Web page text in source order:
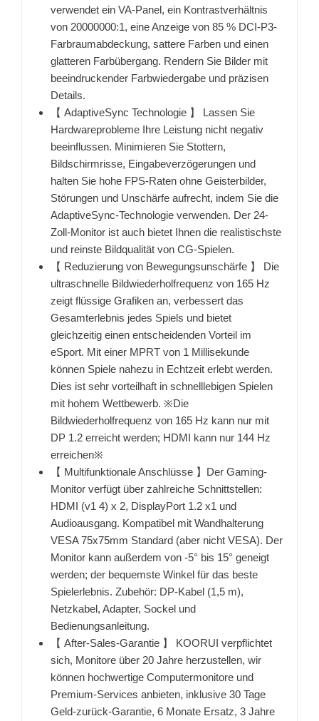
verwendet ein VA-Panel, ein Kontrastverhältnis
von 20000000:1, eine Anzeige von 85 % DCI-P3-
Farbraumabdeckung, sattere Farben und einen
glatteren Farbübergang. Rendern Sie Bilder mit
beeindruckender Farbwiedergabe und präzisen
Details.
【 AdaptiveSync Technologie 】 Lassen Sie
Hardwareprobleme Ihre Leistung nicht negativ
beeinflussen. Minimieren Sie Stottern,
Bildschirmrisse, Eingabeverzögerungen und
halten Sie hohe FPS-Raten ohne Geisterbilder,
Störungen und Unschärfe aufrecht, indem Sie die
AdaptiveSync-Technologie verwenden. Der 24-
Zoll-Monitor ist auch bietet Ihnen die realistischste
und reinste Bildqualität von CG-Spielen.
【 Reduzierung von Bewegungsunschärfe 】 Die
ultraschnelle Bildwiederholfrequenz von 165 Hz
zeigt flüssige Grafiken an, verbessert das
Gesamterlebnis jedes Spiels und bietet
gleichzeitig einen entscheidenden Vorteil im
eSport. Mit einer MPRT von 1 Millisekunde
können Spiele nahezu in Echtzeit erlebt werden.
Dies ist sehr vorteilhaft in schnelllebigen Spielen
mit hohem Wettbewerb. ※Die
Bildwiederholfrequenz von 165 Hz kann nur mit
DP 1.2 erreicht werden; HDMI kann nur 144 Hz
erreichen※
【 Multifunktionale Anschlüsse 】Der Gaming-
Monitor verfügt über zahlreiche Schnittstellen:
HDMI (v1 4) x 2, DisplayPort 1.2 x1 und
Audioausgang. Kompatibel mit Wandhalterung
VESA 75x75mm Standard (aber nicht VESA). Der
Monitor kann außerdem von -5° bis 15° geneigt
werden; der bequemste Winkel für das beste
Spielerlebnis. Zubehör: DP-Kabel (1,5 m),
Netzkabel, Adapter, Sockel und
Bedienungsanleitung.
【 After-Sales-Garantie 】 KOORUI verpflichtet
sich, Monitore über 20 Jahre herzustellen, wir
können hochwertige Computermonitore und
Premium-Services anbieten, inklusive 30 Tage
Geld-zurück-Garantie, 6 Monate Ersatz, 3 Jahre